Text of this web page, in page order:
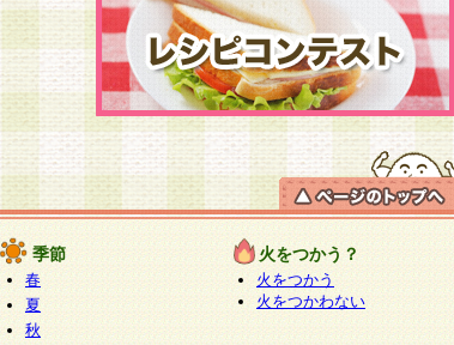
季節
春
夏
秋
火をつかう？
火をつかう
火をつかわない